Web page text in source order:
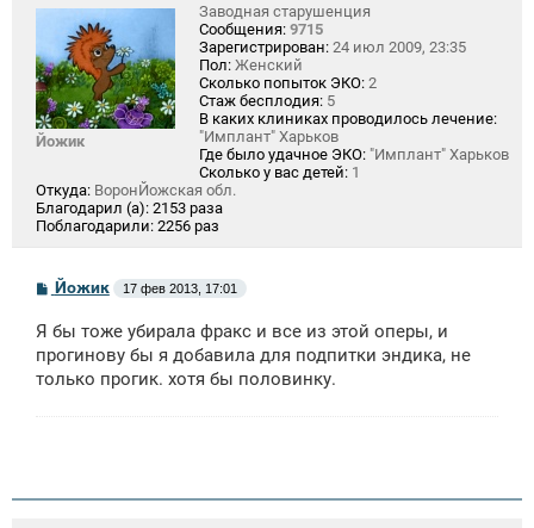
Йожик
Заводная старушенция
Сообщения: 9715
Зарегистрирован: 24 июл 2009, 23:35
Пол: Женский
Сколько попыток ЭКО: 2
Стаж бесплодия: 5
В каких клиниках проводилось лечение:
"Имплант" Харьков
Где было удачное ЭКО: "Имплант" Харьков
Сколько у вас детей: 1
Откуда: ВоронЙожская обл.
Благодарил (а): 2153 раза
Поблагодарили: 2256 раз
С
б
щ
е
н
Йожик 17 фев 2013, 17:01
Я бы тоже убирала фракс и все из этой оперы, и
прогинову бы я добавила для подпитки эндика, не
только прогик. хотя бы половинку.